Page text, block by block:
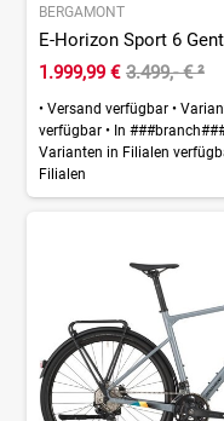
BERGAMONT
1.999,99 € 3.499,- €²
•Versand verfügbar •
verfügbar •In
Varianten in Filialen
Filialen